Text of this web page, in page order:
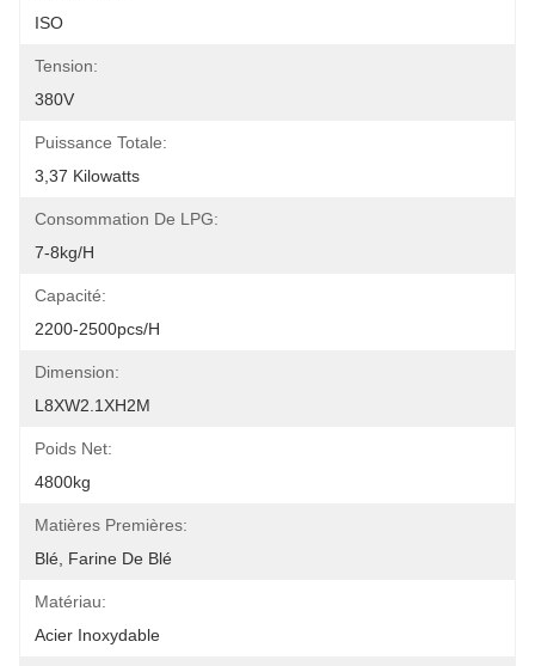
ISO
Tension:
380V
Puissance Totale:
3,37 Kilowatts
Consommation De LPG:
7-8kg/h
Capacité:
2200-2500pcs/h
Dimension:
L8XW2.1XH2M
Poids Net:
4800kg
Matières Premières:
Blé, Farine De Blé
Matériau:
Acier Inoxydable